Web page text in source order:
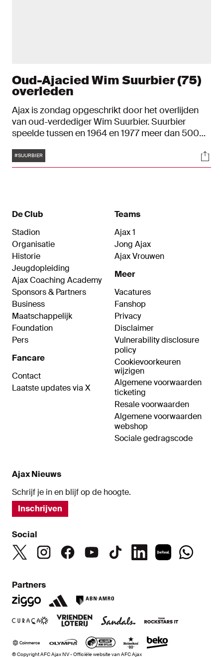
Oud-Ajacied Wim Suurbier (75)
overleden
Ajax is zondag opgeschrikt door het overlijden
van oud-verdediger Wim Suurbier. Suurbier
speelde tussen en 1964 en 1977 meer dan 500
geworden.
Tags
#SUURBIER
De Club
Stadion
Organisatie
Historie
Jeugdopleiding
Ajax Coaching Academy
Sponsors & Partners
Business
Maatschappelijk
Foundation
Pers
Fancare
Contact
Laatste updates via X
Teams
Ajax 1
Jong Ajax
Ajax Vrouwen
Meer
Vacatures
Fanshop
Privacy
Disclaimer
Vulnerability disclosure
policy
Cookievoorkeuren
wijzigen
Algemene voorwaarden
ticketing
Resale voorwaarden
Algemene voorwaarden
webshop
Sociale gedragscode
Ajax Nieuws
Schrijf je in en blijf op de hoogte.
Inschrijven
Social
Partners
© Copyright AFC Ajax NV - Officiële website van AFC Ajax